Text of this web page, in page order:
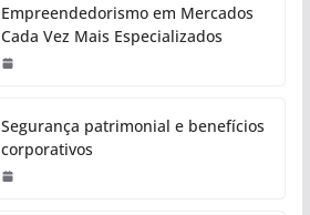
Empreendedorismo em Mercados
Cada Vez Mais Especializados
Segurança patrimonial e benefícios
corporativos